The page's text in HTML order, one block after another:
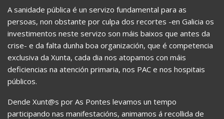
A sanidade pública é un servizo fundamental para as
persoas, non obstante por culpa dos recortes -en Galicia os
investimentos neste servizo son máis baixos que antes da
crise- e da falta dunha boa organización, que é competencia
exclusiva da Xunta, cada dia nos atopamos con máis
deficiencias na atención primaria, nos PAC e nos hospitais
públicos.
Dende Xunt@s por As Pontes levamos un tempo
participando nas manifestacións, animamos á recollida de